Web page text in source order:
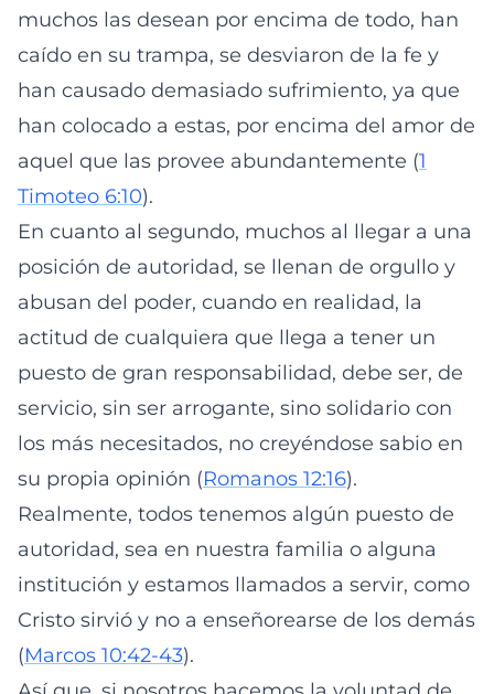
muchos las desean por encima de todo, han
caído en su trampa, se desviaron de la fe y
han causado demasiado sufrimiento, ya que
han colocado a estas, por encima del amor de
aquel que las provee abundantemente (1
Timoteo 6:10).
En cuanto al segundo, muchos al llegar a una
posición de autoridad, se llenan de orgullo y
abusan del poder, cuando en realidad, la
actitud de cualquiera que llega a tener un
puesto de gran responsabilidad, debe ser, de
servicio, sin ser arrogante, sino solidario con
los más necesitados, no creyéndose sabio en
su propia opinión (Romanos 12:16).
Realmente, todos tenemos algún puesto de
autoridad, sea en nuestra familia o alguna
institución y estamos llamados a servir, como
Cristo sirvió y no a enseñorearse de los demás
(Marcos 10:42-43).